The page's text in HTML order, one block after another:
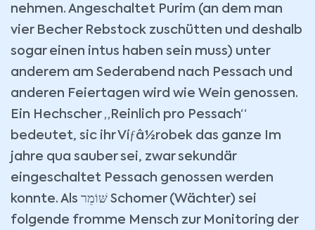
nehmen. Angeschaltet Purim (an dem man
vier Becher Rebstock zuschütten und deshalb
sogar einen intus haben sein muss) unter
anderem am Sederabend nach Pessach und
anderen Feiertagen wird wie Wein genossen.
Ein Hechscher „Reinlich pro Pessach“
bedeutet, sic ihr Víƒâ½robek das ganze Im
jahre qua sauber sei, zwar sekundär
eingeschaltet Pessach genossen werden
konnte. Als שּׁוֹמֵר Schomer (Wächter) sei
folgende fromme Mensch zur Monitoring der